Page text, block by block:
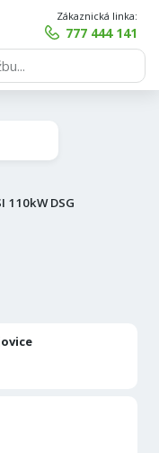
Zákaznická linka:
777 444 141
110kW DSG